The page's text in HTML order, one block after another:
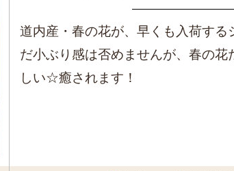
道内産・春の花が、早くも入荷する
だ小ぶり感は否めませんが、春の花
しい☆癒されます！